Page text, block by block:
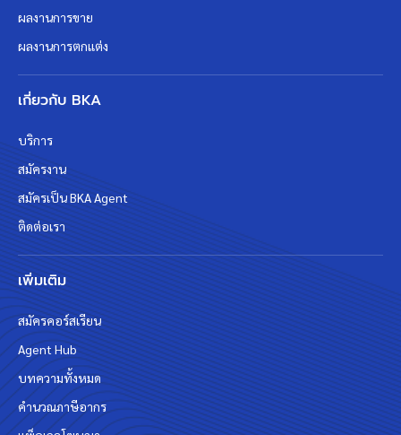
ผลงานการขาย
ผลงานการตกแต่ง
เกี่ยวกับ BKA
บริการ
สมัครงาน
สมัครเป็น BKA Agent
ติดต่อเรา
เพิ่มเติม
สมัครคอร์สเรียน
Agent Hub
บทความทั้งหมด
คำนวณภาษีอากร